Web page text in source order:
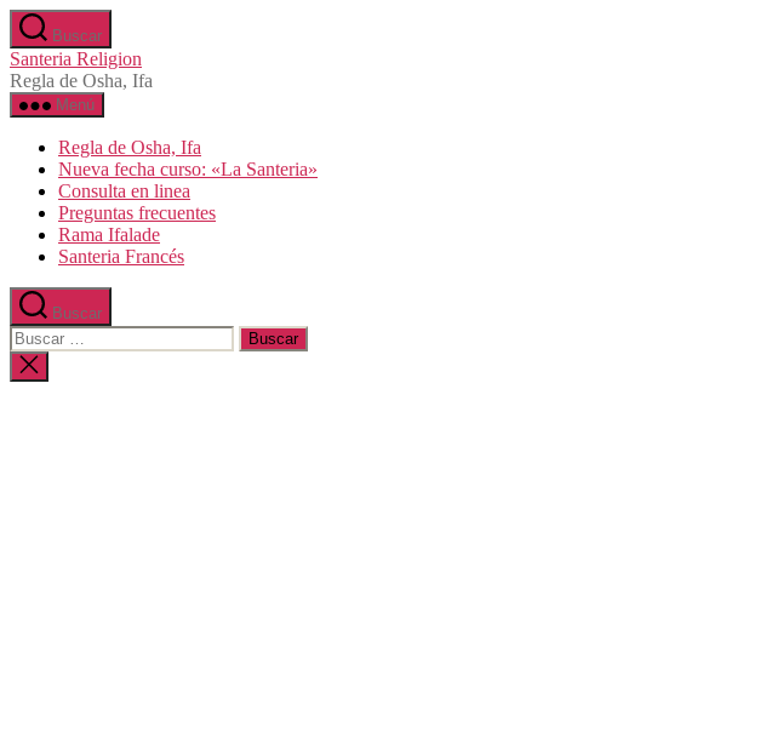
Saltar
al
contenido
Buscar
Santeria Religion
Regla de Osha, Ifa
Menú
Regla de Osha, Ifa
Nueva fecha curso: «La Santeria»
Consulta en linea
Preguntas frecuentes
Rama Ifalade
Santeria Francés
Buscar
Buscar:
Cerrar
la